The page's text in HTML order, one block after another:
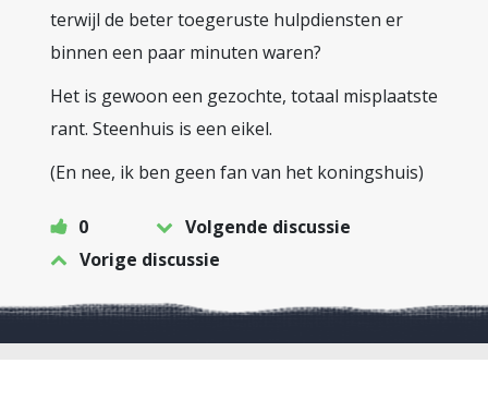
terwijl de beter toegeruste hulpdiensten er
binnen een paar minuten waren?
Het is gewoon een gezochte, totaal misplaatste
rant. Steenhuis is een eikel.
(En nee, ik ben geen fan van het koningshuis)
0
Volgende discussie
Vorige discussie